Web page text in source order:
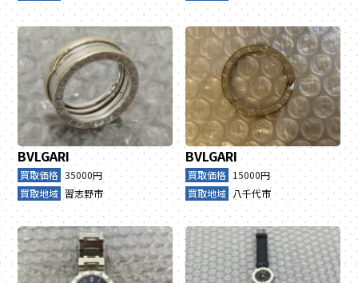
BVLGARI
買取価格 35000円
買取地域 習志野市
BVLGARI
買取価格 15000円
買取地域 八千代市